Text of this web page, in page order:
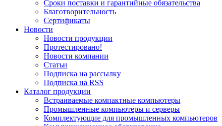
Сроки поставки и гарантийные обязательства
Благотворительность
Сертификаты
Новости
Новости продукции
Протестировано!
Новости компании
Статьи
Подписка на рассылку
Подписка на RSS
Каталог продукции
Встраиваемые компактные компьютеры
Промышленные компьютеры и серверы
Комплектующие для промышленных компьютеров